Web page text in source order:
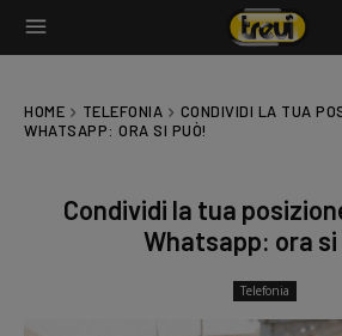
HOME TELEFONIA
CONDIVIDI LA TUA
WHATSAPP: ORA SI PUÒ!
Condividi la tua
Whatsapp: ora si
Telefonia